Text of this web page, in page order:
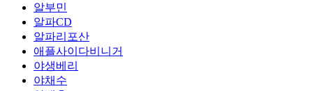
알부민
알파CD
알파리포산
애플사이다비니거
야생베리
야채수